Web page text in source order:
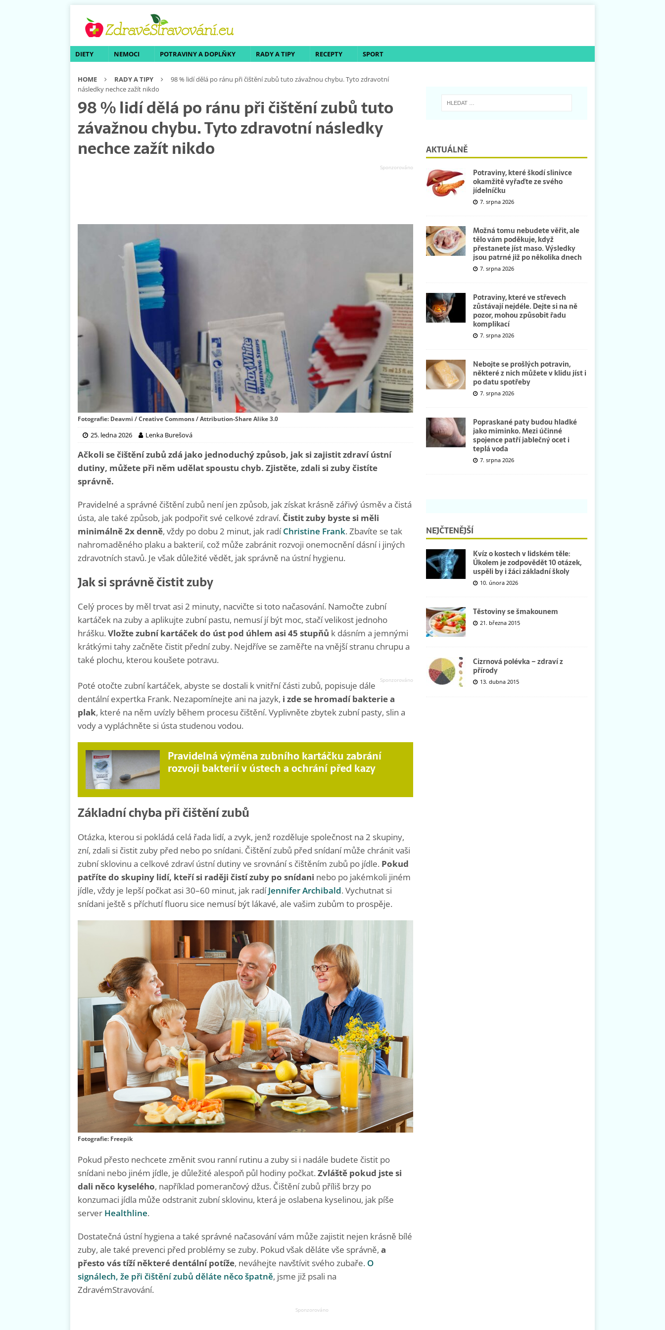
DIETY NEMOCI POTRAVINY A DOPLŇKY RADY A TIPY RECEPTY SPORT
HOME RADY A TIPY
98 % lidí dělá po ránu při čištění zubů tuto závažnou chybu. Tyto zdravotní
následky nechce zažít nikdo
98 % lidí dělá po ránu při čištění zubů tuto
závažnou chybu. Tyto zdravotní následky
nechce zažít nikdo
Fotografie: Deavmi / Creative Commons / Attribution-Share Alike 3.0
25. ledna 2026 Lenka Burešová
Ačkoli se čištění zubů zdá jako jednoduchý způsob, jak si zajistit zdraví ústní
dutiny, můžete při něm udělat spoustu chyb. Zjistěte, zdali si zuby čistíte
správně.
Pravidelné a správné čištění zubů není jen způsob, jak získat krásně zářivý úsměv a čistá
ústa, ale také způsob, jak podpořit své celkové zdraví. Čistit zuby byste si měli
minimálně 2x denně, vždy po dobu 2 minut, jak radíChristine Frank. Zbavíte se tak
nahromaděného plaku a bakterií, což může zabránit rozvoji onemocnění dásní i jiných
zdravotních stavů. Je však důležité vědět, jak správně na ústní hygienu.
Jak si správně čistit zuby
Celý proces by měl trvat asi 2 minuty, nacvičte si toto načasování. Namočte zubní
kartáček na zuby a aplikujte zubní pastu, nemusí jí být moc, stačí velikost jednoho
hrášku. Vložte zubní kartáček do úst pod úhlem asi 45 stupňů k dásním a jemnými
krátkými tahy začněte čistit přední zuby. Nejdříve se zaměřte na vnější stranu chrupu a
také plochu, kterou koušete potravu.
Poté otočte zubní kartáček, abyste se dostali k vnitřní části zubů, popisuje dále
dentální expertka Frank. Nezapomínejte ani na jazyk, i zde se hromadí bakterie a
plak, které na něm uvízly během procesu čištění. Vyplivněte zbytek zubní pasty, slin a
vody a vypláchněte si ústa studenou vodou.
Pravidelná výměna zubního kartáčku zabrání
rozvoji bakterií v ústech a ochrání před kazy
Základní chyba při čištění zubů
Otázka, kterou si pokládá celá řada lidí, a zvyk, jenž rozděluje společnost na 2 skupiny,
zní, zdali si čistit zuby před nebo po snídani. Čištění zubů před snídaní může chránit vaši
zubní sklovinu a celkové zdraví ústní dutiny ve srovnání s čištěním zubů po jídle. Pokud
patříte do skupiny lidí, kteří si raději čistí zuby po snídani nebo po jakémkoli jiném
jídle, vždy je lepší počkat asi 30–60 minut, jak radíJennifer Archibald. Vychutnat si
snídani ještě s příchutí fluoru sice nemusí být lákavé, ale vašim zubům to prospěje.
Fotografie: Freepik
Pokud přesto nechcete změnit svou ranní rutinu a zuby si i nadále budete čistit po
snídani nebo jiném jídle, je důležité alespoň půl hodiny počkat. Zvláště pokud jste si
dali něco kyselého, například pomerančový džus. Čištění zubů příliš brzy po
konzumaci jídla může odstranit zubní sklovinu, která je oslabena kyselinou, jak píše
server Healthline.
Dostatečná ústní hygiena a také správné načasování vám může zajistit nejen krásně bílé
zuby, ale také prevenci před problémy se zuby. Pokud však děláte vše správně, a
přesto vás tíží některé dentální potíže, neváhejte navštívit svého zubaře. O
signálech, že při čištění zubů děláte něco špatně, jsme již psali na
ZdravémStravování.
AKTUÁLNĚ
Potraviny, které škodí slinivce
okamžitě vyřaďte ze svého
jídelníčku
7. srpna 2026
Možná tomu nebudete věřit, ale
tělo vám poděkuje, když
přestanete jíst maso. Výsledky
jsou patrné již po několika dnech
7. srpna 2026
Potraviny, které ve střevech
zůstávají nejdéle. Dejte si na ně
pozor, mohou způsobit řadu
komplikací
7. srpna 2026
Nebojte se prošlých potravin,
některé z nich můžete v klidu jíst i
po datu spotřeby
7. srpna 2026
Popraskané paty budou hladké
jako miminko. Mezi účinné
spojence patří jablečný ocet i
teplá voda
7. srpna 2026
NEJČTENĚJŠÍ
Kvíz o kostech v lidském těle:
Úkolem je zodpovědět 10 otázek,
uspěli by i žáci základní školy
10. února 2026
Těstoviny se šmakounem
21. března 2015
Cizrnová polévka – zdraví z
přírody
13. dubna 2015